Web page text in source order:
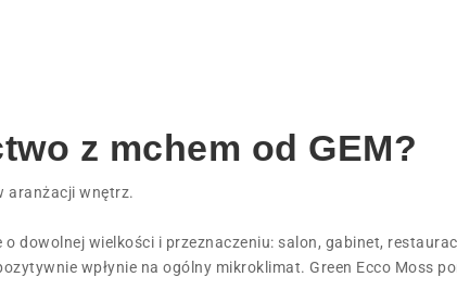
z mchem od GEM?
aranżacji wnętrz.
dowolnej wielkości i przeznaczeniu: salon, gabinet,
wpłynie na ogólny mikroklimat. Green Ecco Moss